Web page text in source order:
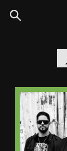
Siirry
suoraan